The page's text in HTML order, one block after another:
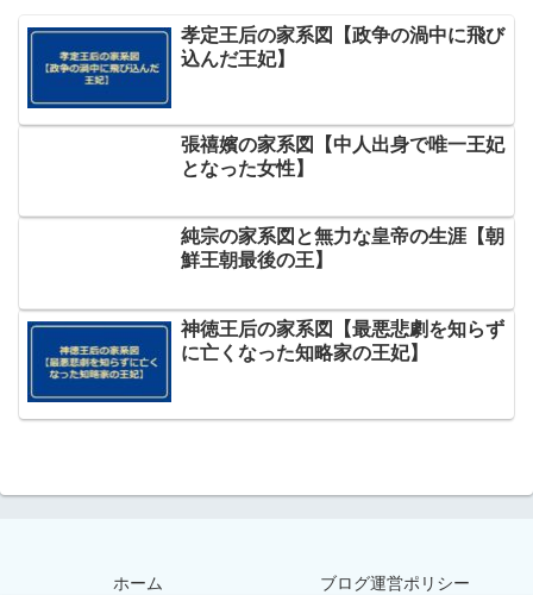
孝定王后の家系図【政争の渦中に飛び
込んだ王妃】
張禧嬪の家系図【中人出身で唯一王妃
となった女性】
純宗の家系図と無力な皇帝の生涯【朝
鮮王朝最後の王】
神徳王后の家系図【最悪悲劇を知らず
に亡くなった知略家の王妃】
ホーム ブログ運営ポリシー